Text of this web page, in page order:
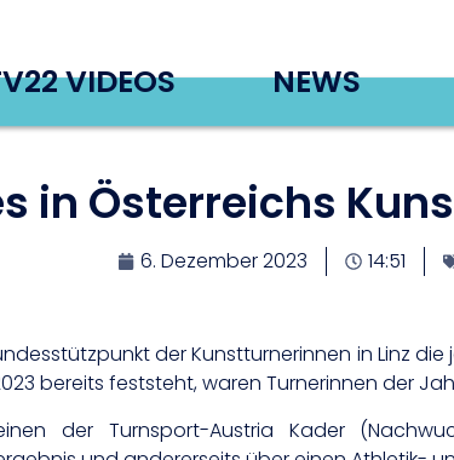
VIDEOS NEWS
in Österreichs
6. Dezember 2023 14:51
der Kunstturnerinnen in Linz
bereits feststeht, waren Turnerinnen der
der Turnsport-Austria Kader